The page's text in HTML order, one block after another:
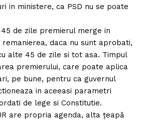
in ministere, ca PSD nu se poate
de zile premierul merge in
daca nu sunt aprobati,
alte 45 de zile si tot asa. Timpul
premierului, care poate aplica
pe bune, pentru ca guvernul
in aceeasi parametri
de lege si Constitutie.
are propria agenda, alta țeapă